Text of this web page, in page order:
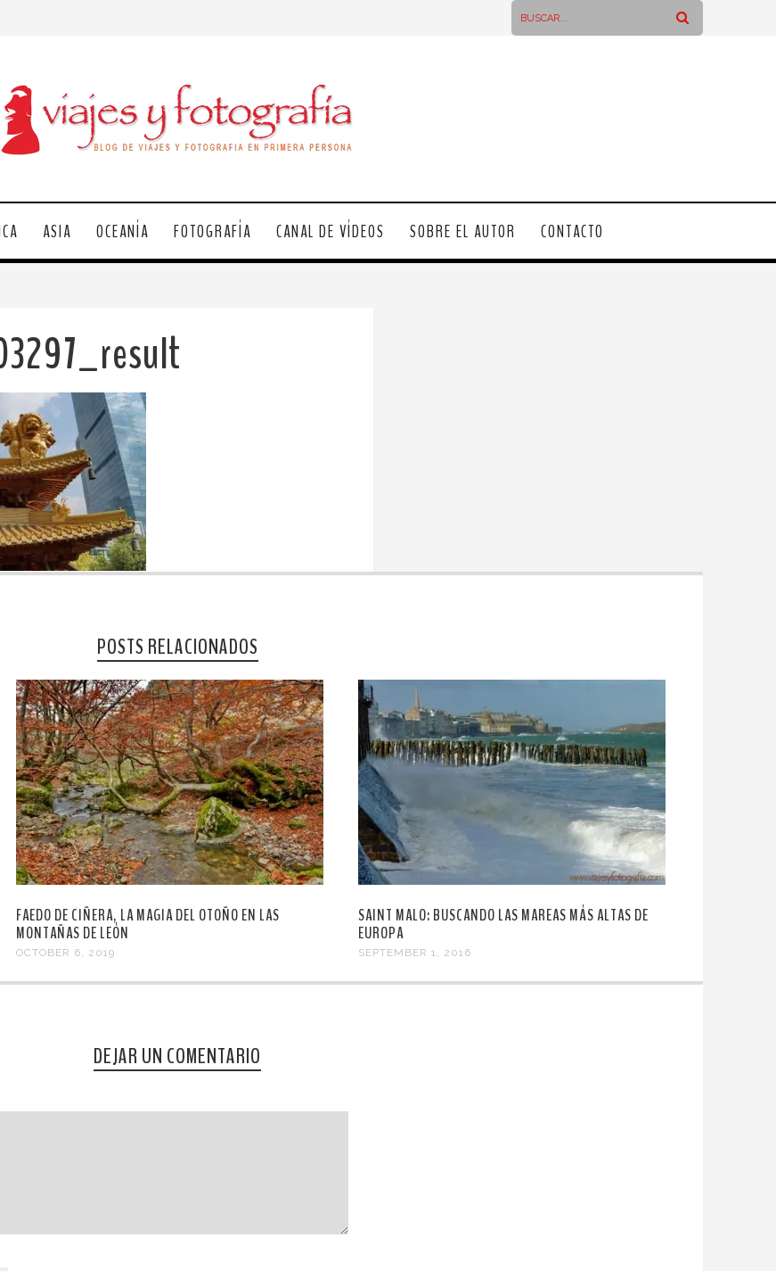
ASIA OCEANÍA FOTOGRAFÍA CANAL DE VÍDEOS SOBRE EL AUTOR CONTACTO
POSTS RELACIONADOS
FAEDO DE CIÑERA, LA MAGIA DEL OTOÑO EN LAS
MONTAÑAS DE LEÓN
OCTOBER 6, 2019
SAINT MALO: BUSCANDO LAS MAREAS MÁS ALTAS DE
EUROPA
SEPTEMBER 1, 2016
DEJAR UN COMENTARIO